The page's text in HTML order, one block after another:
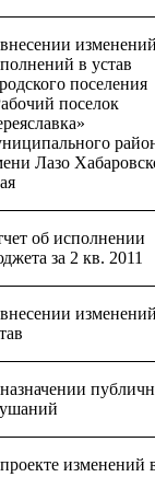
в устав
поселения
поселок
Лазо
об исполнении
за 2 кв. 2011
изменений